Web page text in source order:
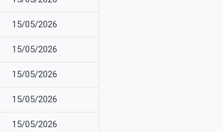
15/05/2026
15/05/2026
15/05/2026
15/05/2026
15/05/2026